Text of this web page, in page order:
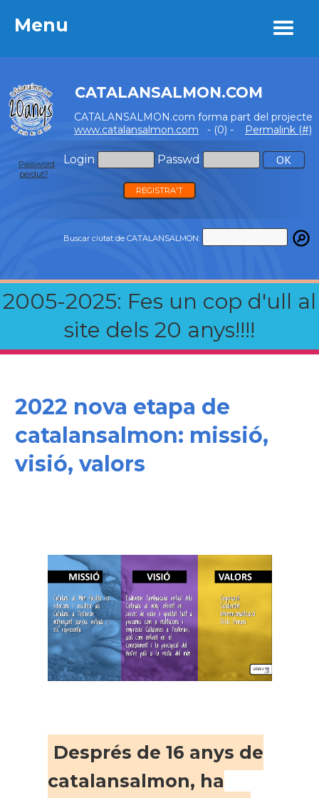
Menu
CATALANSALMON.COM
CATALANSALMON.com forma part del projecte
www.catalansalmon.com - (0) - Permalink (#)
Login Passwd
Password
perdut?
REGISTRA'T
Buscar ciutat de CATALANSALMON:
2005-2025: Fes un cop d'ull al
site dels 20 anys!!!!
Menu
2022 nova etapa de
catalansalmon: missió,
visió, valors
Després de 16 anys de
catalansalmon, ha